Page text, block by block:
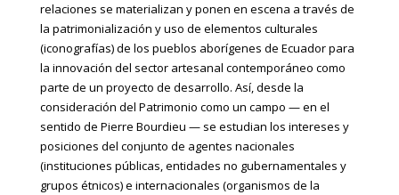
relaciones se materializan y ponen en escena a través de
la patrimonialización y uso de elementos culturales
(iconografías) de los pueblos aborígenes de Ecuador para
la innovación del sector artesanal contemporáneo como
parte de un proyecto de desarrollo. Así, desde la
consideración del Patrimonio como un campo — en el
sentido de Pierre Bourdieu — se estudian los intereses y
posiciones del conjunto de agentes nacionales
(instituciones públicas, entidades no gubernamentales y
grupos étnicos) e internacionales (organismos de la